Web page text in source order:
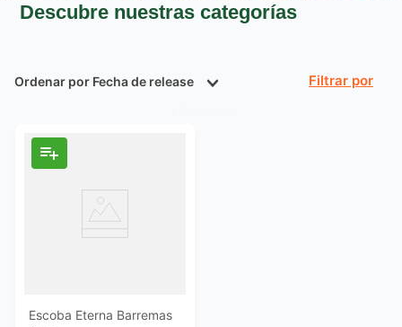
Descubre nuestras categorías
Ordenar por Fecha de release
Escoba Eterna Barremas